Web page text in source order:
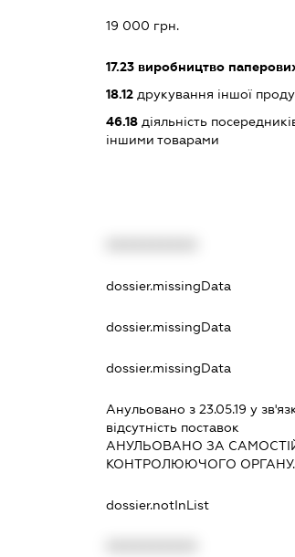
19 000 грн.
17.23виробництво
18.12друкування іншої
46.18діяльність
іншими товарами
dossier.missingData
dossier.missingData
dossier.missingData
Анульовано з 23.05.19 у
вiдсутнiсть поставок
АНУЛЬОВАНО ЗА
КОНТРОЛЮЮЧОГО ОРГАНУ.
dossier.notInList